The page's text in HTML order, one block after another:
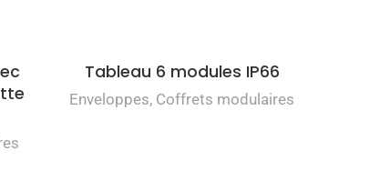
Tableau 6 modules IP66
Enveloppes, Coffrets modulaires